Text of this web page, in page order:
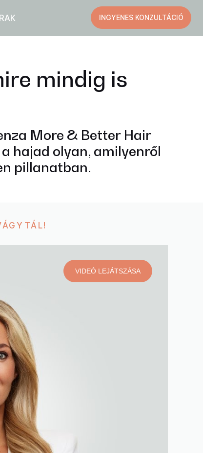
INGYENES KONZULTÁCIÓ
mindig is
More & Better Hair
hajad olyan, amilyenről
pillanatban.
VIDEÓ LEJÁTSZÁSA